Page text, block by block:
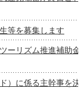
等を募集します
ーリズム推進補助金
）に係る主幹事を決